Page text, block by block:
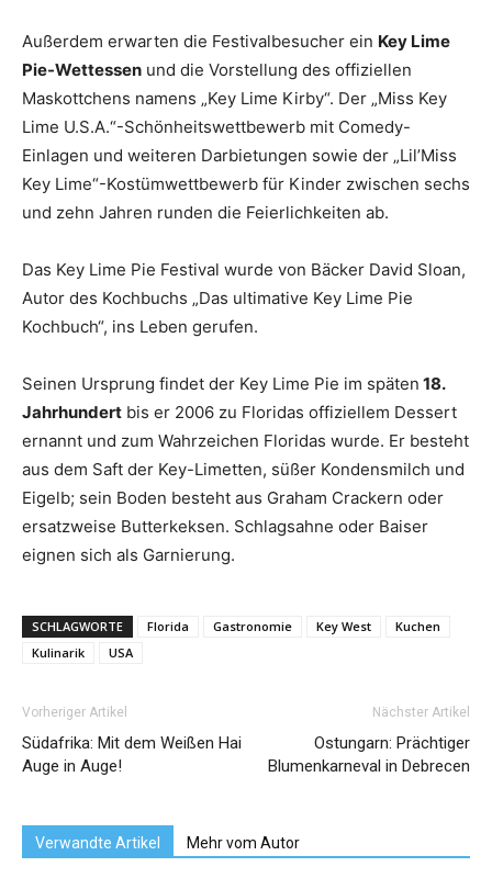
Außerdem erwarten die Festivalbesucher ein Key Lime
Pie-Wettessen und die Vorstellung des offiziellen
Maskottchens namens „Key Lime Kirby“. Der „Miss Key
Lime U.S.A.“-Schönheitswettbewerb mit Comedy-
Einlagen und weiteren Darbietungen sowie der „Lil’Miss
Key Lime“-Kostümwettbewerb für Kinder zwischen sechs
und zehn Jahren runden die Feierlichkeiten ab.
Das Key Lime Pie Festival wurde von Bäcker David Sloan,
Autor des Kochbuchs „Das ultimative Key Lime Pie
Kochbuch“, ins Leben gerufen.
Seinen Ursprung findet der Key Lime Pie im späten 18.
Jahrhundert bis er 2006 zu Floridas offiziellem Dessert
ernannt und zum Wahrzeichen Floridas wurde. Er besteht
aus dem Saft der Key-Limetten, süßer Kondensmilch und
Eigelb; sein Boden besteht aus Graham Crackern oder
ersatzweise Butterkeksen. Schlagsahne oder Baiser
eignen sich als Garnierung.
SCHLAGWORTE Florida Gastronomie Key West
Kuchen
Kulinarik
USA
Vorheriger Artikel
Südafrika: Mit dem Weißen Hai
Auge in Auge!
Nächster Artikel
Ostungarn: Prächtiger
Blumenkarneval in Debrecen
Verwandte Artikel Mehr vom Autor